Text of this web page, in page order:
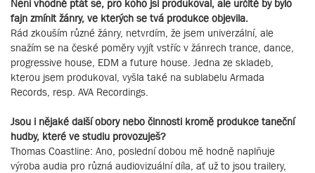
Není vhodné ptát se, pro koho jsi produkoval, ale určitě by bylo
fajn zmínit žánry, ve kterých se tvá produkce objevila.
Rád zkouším různé žánry, netvrdím, že jsem univerzální, ale
snažím se na české poměry vyjít vstříc v žánrech trance, dance,
progressive house, EDM a future house. Jedna ze skladeb,
kterou jsem produkoval, vyšla také na sublabelu Armada
Records, resp. AVA Recordings.
Jsou i nějaké další obory nebo činnosti kromě produkce taneční
hudby, které ve studiu provozuješ?
Thomas Coastline: Ano, poslední dobou mě hodně naplňuje
výroba audia pro různá audiovizuální díla, ať už to jsou trailery,